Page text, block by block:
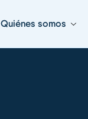
Quiénes somos